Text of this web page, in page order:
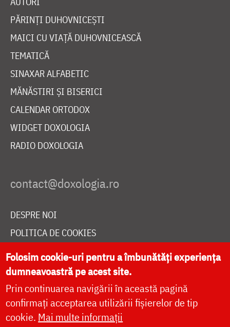
PĂRINȚI DUHOVNICEȘTI
MAICI CU VIAȚĂ DUHOVNICEASCĂ
TEMATICĂ
SINAXAR ALFABETIC
MĂNĂSTIRI ȘI BISERICI
CALENDAR ORTODOX
WIDGET DOXOLOGIA
RADIO DOXOLOGIA
DESPRE NOI
POLITICA DE COOKIES
DONEAZĂ ONLINE PENTRU CATEDRALA NAȚIONALĂ
LIVE
Folosim cookie-uri pentru a îmbunătăți experiența
dumneavoastră pe acest site.
Prin continuarea navigării în această pagină
confirmați acceptarea utilizării fișierelor de tip
cookie. Mai multe informații